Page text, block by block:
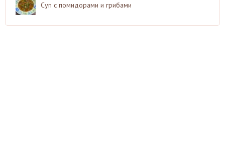
Суп с помидорами и грибами